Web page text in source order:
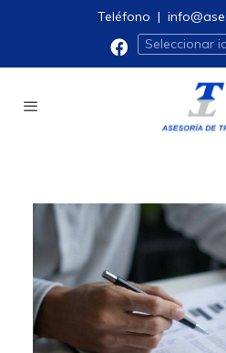
Teléfono |
Seleccionar